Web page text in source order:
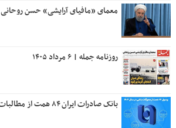
معمای «مافیای آرایشی» حسن روحانی
روزنامه جمله | ۶ مرداد ۱۴۰۵
بانک صادرات ایران ۸۴ همت از مطالبات معوق را وصول کرد